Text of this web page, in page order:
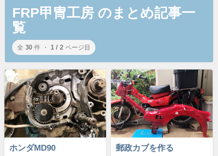
FRP甲冑工房 のまとめ記事一
覧
全 30 件 ・ 1 / 2 ページ目
ホンダMD90 郵政カブを作る